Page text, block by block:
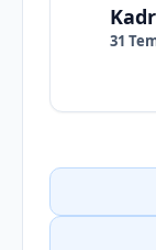
31